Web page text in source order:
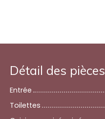
Détail des pièces
Entrée
Toilettes